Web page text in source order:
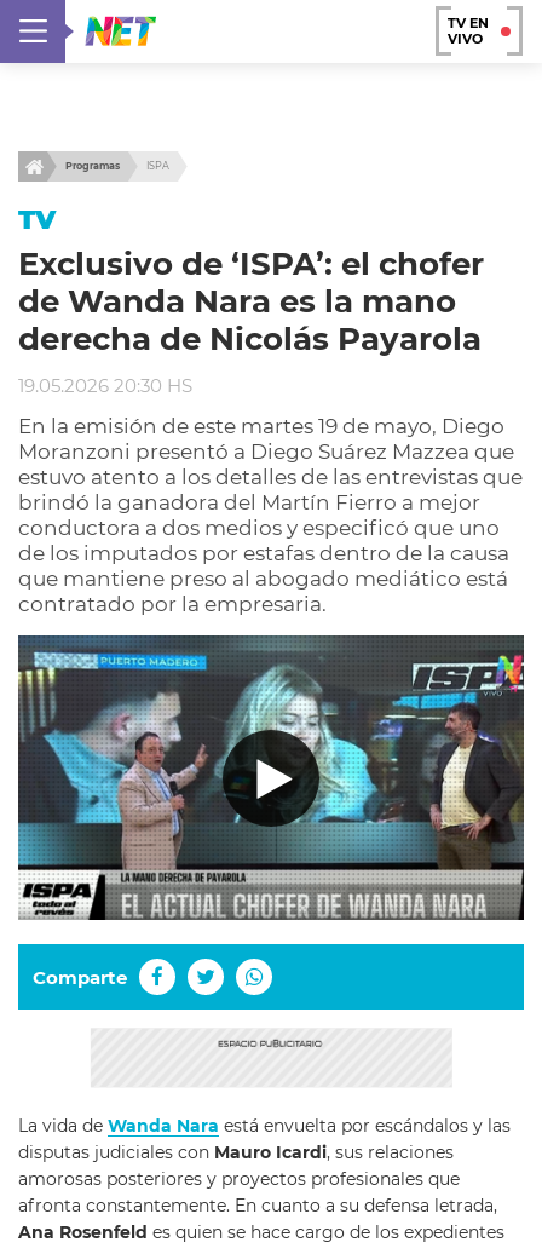
TV EN
VIVO
Programas ISPA
TV
Exclusivo de ‘ISPA’: el chofer
de Wanda Nara es la mano
derecha de Nicolás Payarola
19.05.2026 20:30 HS
En la emisión de este martes 19 de mayo, Diego
Moranzoni presentó a Diego Suárez Mazzea que
estuvo atento a los detalles de las entrevistas que
brindó la ganadora del Martín Fierro a mejor
conductora a dos medios y especificó que uno
de los imputados por estafas dentro de la causa
que mantiene preso al abogado mediático está
contratado por la empresaria.
Comparte
La vida de Wanda Nara está envuelta por escándalos y las
disputas judiciales con Mauro Icardi, sus relaciones
amorosas posteriores y proyectos profesionales que
afronta constantemente. En cuanto a su defensa letrada,
Ana Rosenfeld es quien se hace cargo de los expedientes